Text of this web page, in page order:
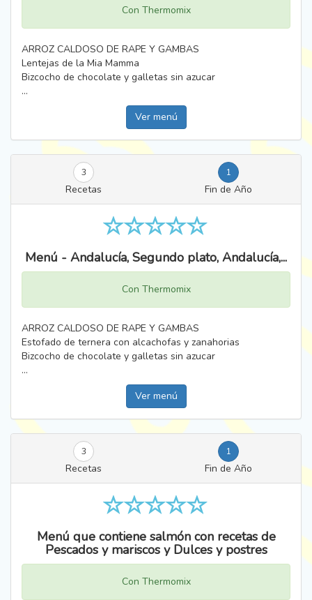
Con Thermomix
ARROZ CALDOSO DE RAPE Y GAMBAS
Lentejas de la Mia Mamma
Bizcocho de chocolate y galletas sin azucar
...
Ver menú
3 1
Recetas Fin de Año
Menú - Andalucía, Segundo plato, Andalucía,...
Con Thermomix
ARROZ CALDOSO DE RAPE Y GAMBAS
Estofado de ternera con alcachofas y zanahorias
Bizcocho de chocolate y galletas sin azucar
...
Ver menú
3 1
Recetas Fin de Año
Menú que contiene salmón con recetas de
Pescados y mariscos y Dulces y postres
Con Thermomix